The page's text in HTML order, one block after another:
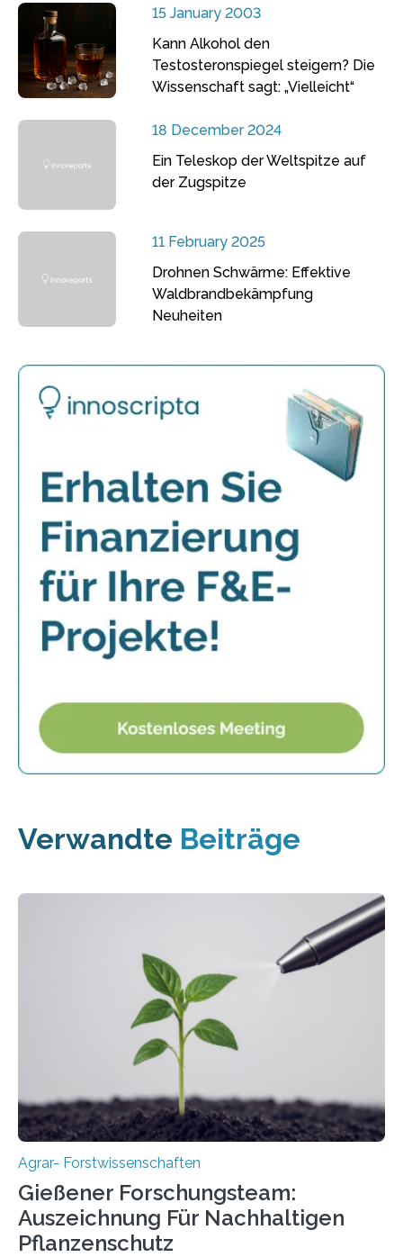
15 January 2003
Kann Alkohol den
Testosteronspiegel steigern? Die
Wissenschaft sagt: „Vielleicht“
18 December 2024
Ein Teleskop der Weltspitze auf
der Zugspitze
11 February 2025
Drohnen Schwärme: Effektive
Waldbrandbekämpfung
Neuheiten
Verwandte Beiträge
Agrar- Forstwissenschaften
Gießener Forschungsteam:
Auszeichnung Für Nachhaltigen
Pflanzenschutz